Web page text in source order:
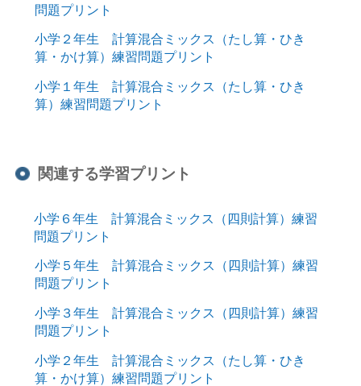
問題プリント
小学２年生 計算混合ミックス（たし算・ひき
算・かけ算）練習問題プリント
小学１年生 計算混合ミックス（たし算・ひき
算）練習問題プリント
関連する学習プリント
小学６年生 計算混合ミックス（四則計算）練習
問題プリント
小学５年生 計算混合ミックス（四則計算）練習
問題プリント
小学３年生 計算混合ミックス（四則計算）練習
問題プリント
小学２年生 計算混合ミックス（たし算・ひき
算・かけ算）練習問題プリント